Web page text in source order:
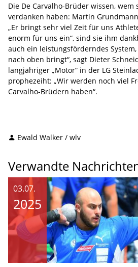
Die De Carvalho-Brüder wissen, wem
verdanken haben: Martin
„Er bringt sehr viel Zeit für uns
enorm für uns ein“, sind sie ihm
auch ein leistungsförderndes
nach oben bringt“, sagt Dieter
langjähriger „Motor“ in der LG
prophezeiht: „Wir werden noch viel
Carvalho-Brüdern haben“.
Ewald Walker / wlv
Verwandte
03.07.
2025